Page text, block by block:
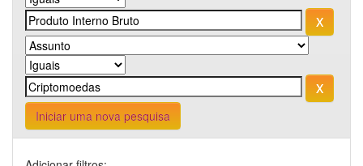
Iniciar uma nova pesquisa